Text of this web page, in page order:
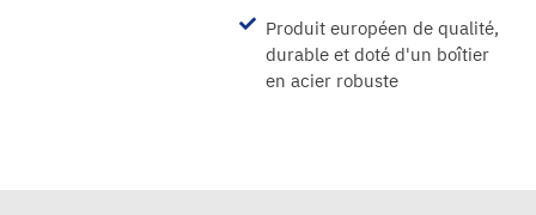
Produit européen de qualité,
durable et doté d'un boîtier
en acier robuste